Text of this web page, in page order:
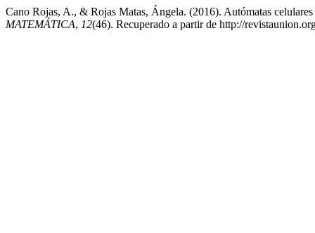
Cano Rojas, A., & Rojas Matas, Ángela. (2016). Autómatas
MATEMÁTICA, 12(46). Recuperado a partir de http://